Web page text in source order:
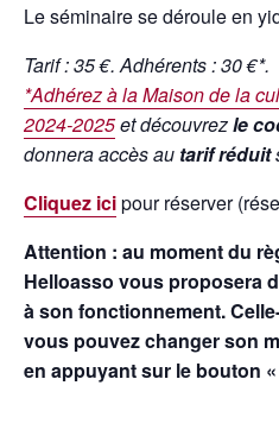
Le séminaire se déroule en
Tarif : 35 €. Adhérents : 30 €*.
*Adhérez à la Maison de la
2024-2025et découvrezle
donnera accès au tarif réduit
Cliquez icipour réserver
Attention : au moment du
Helloasso vous proposera
à son fonctionnement.
vous pouvez changer son
en appuyant sur le bouton